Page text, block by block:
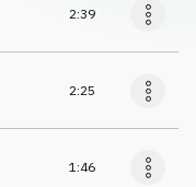
2:39
2:25
1:46